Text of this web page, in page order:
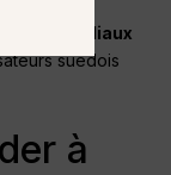
TPG mondiaux
suédois
à